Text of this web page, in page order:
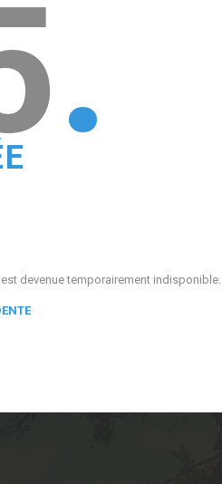
.
devenue temporairement indisponible.